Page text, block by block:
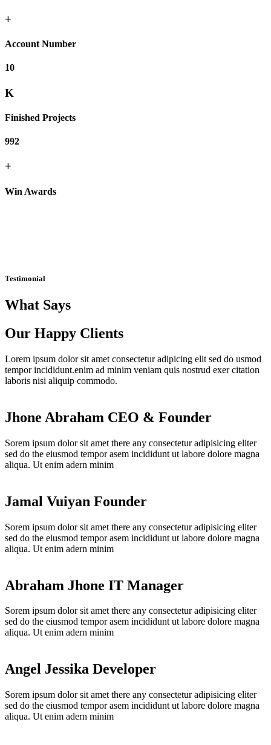
+
Account Number
10
K
Finished Projects
992
+
Win Awards
Testimonial
What Says
Our Happy Clients
Lorem ipsum dolor sit amet consectetur adipicing elit sed do usmod
tempor incididunt.enim ad minim veniam quis nostrud exer citation
laboris nisi aliquip commodo.
Jhone Abraham CEO & Founder
Sorem ipsum dolor sit amet there any consectetur adipisicing eliter
sed do the eiusmod tempor asem incididunt ut labore dolore magna
aliqua. Ut enim adern minim
Jamal Vuiyan Founder
Sorem ipsum dolor sit amet there any consectetur adipisicing eliter
sed do the eiusmod tempor asem incididunt ut labore dolore magna
aliqua. Ut enim adern minim
Abraham Jhone IT Manager
Sorem ipsum dolor sit amet there any consectetur adipisicing eliter
sed do the eiusmod tempor asem incididunt ut labore dolore magna
aliqua. Ut enim adern minim
Angel Jessika Developer
Sorem ipsum dolor sit amet there any consectetur adipisicing eliter
sed do the eiusmod tempor asem incididunt ut labore dolore magna
aliqua. Ut enim adern minim